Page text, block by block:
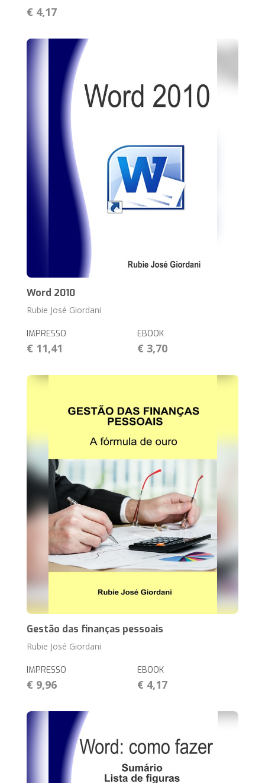
€ 4,17
Word 2010
Rubie José Giordani
IMPRESSO
€ 11,41
EBOOK
€ 3,70
Gestão das finanças pessoais
Rubie José Giordani
IMPRESSO
€ 9,96
EBOOK
€ 4,17